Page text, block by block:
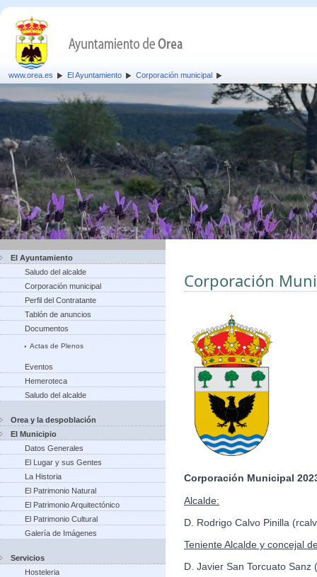
www.orea.es El Ayuntamiento Corporación municipal
El Ayuntamiento
Saludo del alcalde
Corporación municipal
Perfil del Contratante
Tablón de anuncios
Documentos
Actas de Plenos
Eventos
Hemeroteca
Saludo del alcalde
Orea y la despoblación
El Municipio
Datos Generales
El Lugar y sus Gentes
La Historia
El Patrimonio Natural
El Patrimonio Arquitectónico
El Patrimonio Cultural
Galería de Imágenes
Servicios
Hosteleria
Corporación
Corporación Municipal
Alcalde:
D. Rodrigo Calvo Pinilla
Teniente Alcalde y concejal
D. Javier San Torcuato